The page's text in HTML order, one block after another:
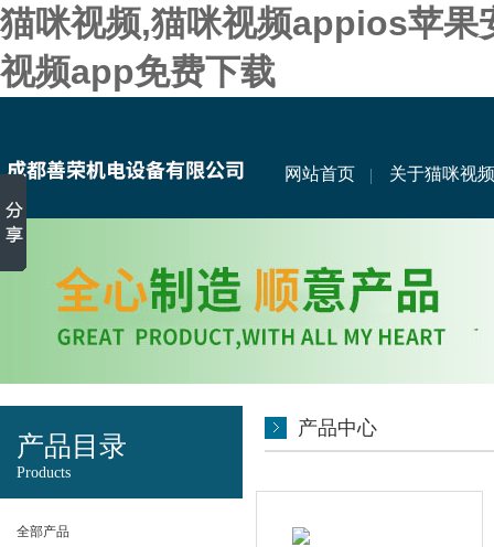
猫咪视频,猫咪视频appios苹果
视频app免费下载
网站首页 关于猫咪视频
产品目录
Products
全部产品
产品中心